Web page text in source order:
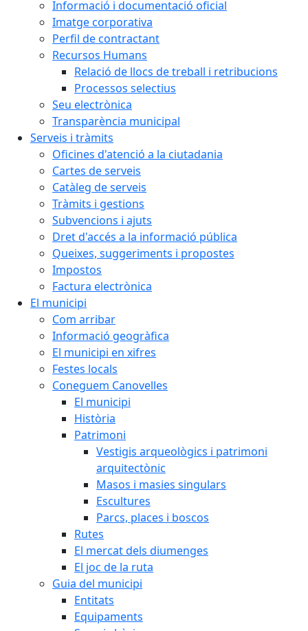
Informació i documentació oficial
Imatge corporativa
Perfil de contractant
Recursos Humans
Relació de llocs de treball i retribucions
Processos selectius
Seu electrònica
Transparència municipal
Serveis i tràmits
Oficines d'atenció a la ciutadania
Cartes de serveis
Catàleg de serveis
Tràmits i gestions
Subvencions i ajuts
Dret d'accés a la informació pública
Queixes, suggeriments i propostes
Impostos
Factura electrònica
El municipi
Com arribar
Informació geogràfica
El municipi en xifres
Festes locals
Coneguem Canovelles
El municipi
Història
Patrimoni
Vestigis arqueològics i patrimoni
arquitectònic
Masos i masies singulars
Escultures
Parcs, places i boscos
Rutes
El mercat dels diumenges
El joc de la ruta
Guia del municipi
Entitats
Equipaments